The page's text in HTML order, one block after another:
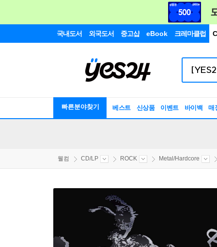
국내도서 외국도서 중고샵 eBook 크레마클럽
빠른분야찾기 베스트 신상품 이벤트 바이백 매
웰컴 CD/LP ROCK Metal/Hardcore